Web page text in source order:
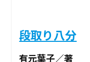
段取り八分
有元葉子／著